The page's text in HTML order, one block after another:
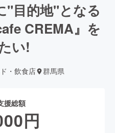
"目的地"となる
CREMA』を
い!
・飲食店 群馬県
援総額
円